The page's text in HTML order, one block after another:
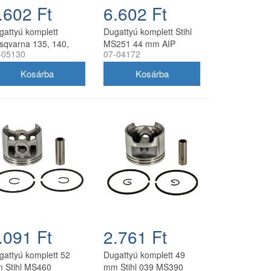
Ft
komplett
135, 140,
440 AIP 41 mm
6.602 Ft
Dugattyú komplett Stihl
MS251 44 mm AIP
07-04172
Ft
komplett 52
Stihl MS460
2.761 Ft
Dugattyú komplett 49
mm Stihl 039 MS390